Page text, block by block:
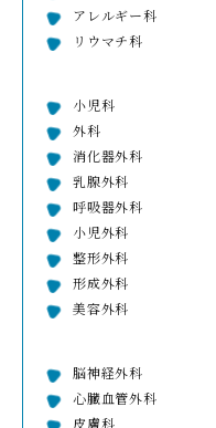
アレルギー科
リウマチ科
小児科
外科
消化器外科
乳腺外科
呼吸器外科
小児外科
整形外科
形成外科
美容外科
脳神経外科
心臓血管外科
皮膚科